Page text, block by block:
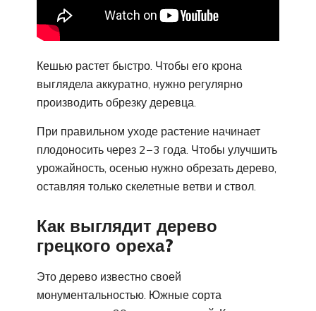
Кешью растет быстро. Чтобы его крона
выглядела аккуратно, нужно регулярно
производить обрезку деревца.
При правильном уходе растение начинает
плодоносить через 2−3 года. Чтобы улучшить
урожайность, осенью нужно обрезать дерево,
оставляя только скелетные ветви и ствол.
Как выглядит дерево
грецкого ореха?
Это дерево известно своей
монументальностью. Южные сорта